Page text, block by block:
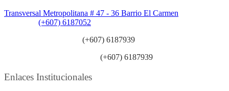
Transversal Metropolitana # 47 - 36 Barrio El Carmen
(+607) 6187052
(+607) 6187939
(+607) 6187939
Enlaces Institucionales